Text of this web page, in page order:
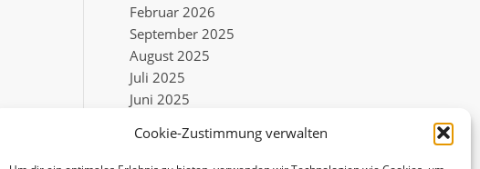
Cookie-Zustimmung verwalten
Februar 2026
September 2025
August 2025
Juli 2025
Juni 2025
Mai 2022
Dezember 2021